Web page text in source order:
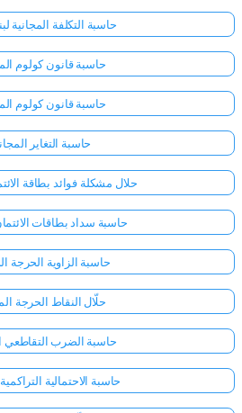
حاسبة التكلفة المجانية
حاسبة قانون كولوم
حاسبة قانون كولوم
حاسبة التغاير
حلال مشكلة فوائد بطاقة
حاسبة سداد بطاقات
حاسبة الزاوية الحرجة
حلّال النقاط الحرجة
حاسبة الضرب التقاطعي
حاسبة الاحتمالية